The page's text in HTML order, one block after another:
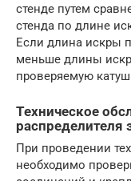
стенде путем
стенда по длине
Если длина искры
меньше длины
проверяемую
Техническое
распределителя
При проведении
необходимо